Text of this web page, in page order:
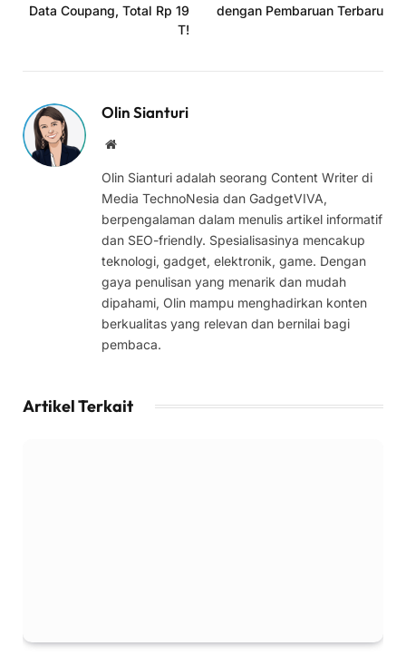
Data Coupang, Total Rp 19
T!
dengan Pembaruan Terbaru
Olin Sianturi
Website
Olin Sianturi adalah seorang Content Writer di
Media TechnoNesia dan GadgetVIVA,
berpengalaman dalam menulis artikel informatif
dan SEO-friendly. Spesialisasinya mencakup
teknologi, gadget, elektronik, game. Dengan
gaya penulisan yang menarik dan mudah
dipahami, Olin mampu menghadirkan konten
berkualitas yang relevan dan bernilai bagi
pembaca.
Artikel Terkait